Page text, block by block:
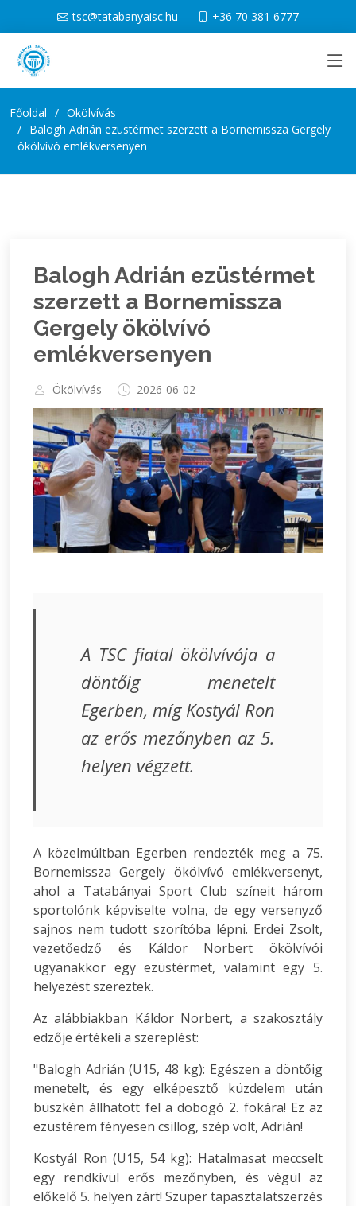
tsc@tatabanyaisc.hu +36 70 381 6777
Főoldal
Ökölvívás
Balogh Adrián ezüstérmet szerzett a Bornemissza Gergely
ökölvívó emlékversenyen
Balogh Adrián ezüstérmet
szerzett a Bornemissza
Gergely ökölvívó
emlékversenyen
Ökölvívás 2026-06-02
A TSC fiatal ökölvívója a
döntőig menetelt
Egerben, míg Kostyál Ron
az erős mezőnyben az 5.
helyen végzett.
A közelmúltban Egerben rendezték meg a 75.
Bornemissza Gergely ökölvívó emlékversenyt,
ahol a Tatabányai Sport Club színeit három
sportolónk képviselte volna, de egy versenyző
sajnos nem tudott szorítóba lépni. Erdei Zsolt,
vezetőedző és Káldor Norbert ökölvívói
ugyanakkor egy ezüstérmet, valamint egy 5.
helyezést szereztek.
Az alábbiakban Káldor Norbert, a szakosztály
edzője értékeli a szereplést:
"Balogh Adrián (U15, 48 kg): Egészen a döntőig
menetelt, és egy elképesztő küzdelem után
büszkén állhatott fel a dobogó 2. fokára! Ez az
ezüstérem fényesen csillog, szép volt, Adrián!
Kostyál Ron (U15, 54 kg): Hatalmasat meccselt
egy rendkívül erős mezőnyben, és végül az
előkelő 5. helyen zárt! Szuper tapasztalatszerzés